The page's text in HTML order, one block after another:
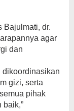
Bajulmati, dr.
agar
dan
dikoordinasikan
gizi, serta
pihak
baik,”